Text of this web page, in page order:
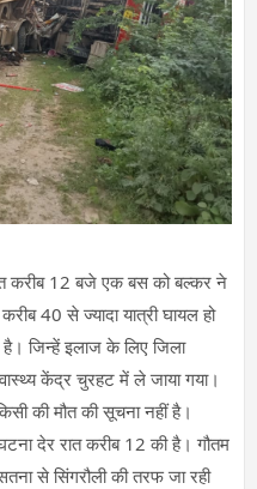
करीब 12 बजे एक बस को बल्कर ने
40 से ज्यादा यात्री घायल हो
जिन्हें इलाज के लिए जिला
केंद्र चुरहट में ले जाया गया।
की मौत की सूचना नहीं है।
देर रात करीब 12 की है। गौतम
से सिंगरौली की तरफ जा रही